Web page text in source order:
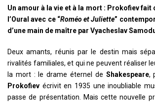
Un amour à la vie et à la mort : Prokofiev fait
l’Oural avec ce “Roméo et Juliette”
d’une main de maître par Vyacheslav
Deux amants, réunis par le destin mais
rivalités familiales, et qui ne peuvent réaliser
la mort : le drame éternel de Shakespeare,
Prokofiev écrivit en 1935 une inoubliable
passe de présentation. Mais cette nouvelle